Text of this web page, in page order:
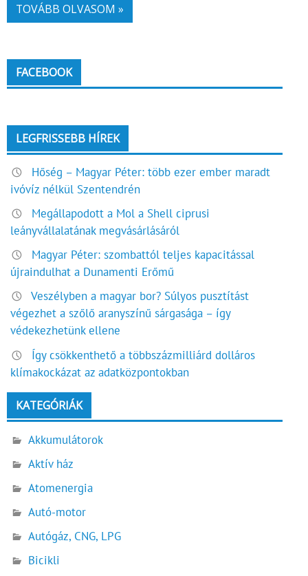
TOVÁBB OLVASOM »
FACEBOOK
LEGFRISSEBB HÍREK
Hőség – Magyar Péter: több ezer ember maradt
ivóvíz nélkül Szentendrén
Megállapodott a Mol a Shell ciprusi
leányvállalatának megvásárlásáról
Magyar Péter: szombattól teljes kapacitással
újraindulhat a Dunamenti Erőmű
Veszélyben a magyar bor? Súlyos pusztítást
végezhet a szőlő aranyszínű sárgasága – így
védekezhetünk ellene
Így csökkenthető a többszázmilliárd dolláros
klímakockázat az adatközpontokban
KATEGÓRIÁK
Akkumulátorok
Aktív ház
Atomenergia
Autó-motor
Autógáz, CNG, LPG
Bicikli